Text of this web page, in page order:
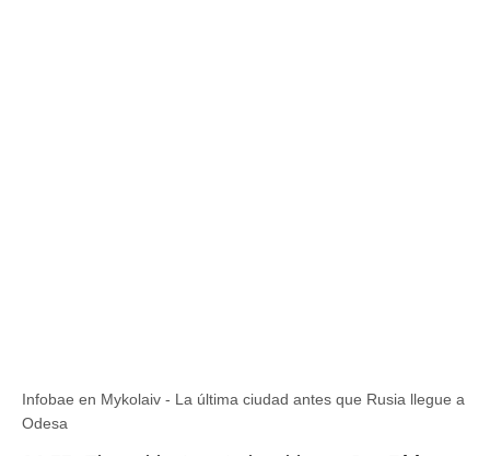
Infobae en Mykolaiv - La última ciudad antes que Rusia llegue a
Odesa